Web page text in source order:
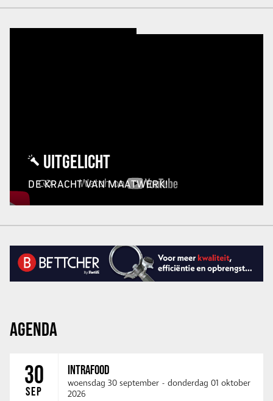
UITGELICHT
DE KRACHT VAN MAATWERK!
AGENDA
30
SEP
INTRAFOOD
woensdag 30 september - donderdag 01 oktober
2026